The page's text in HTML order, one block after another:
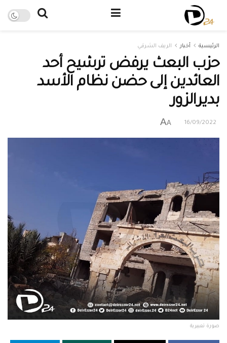
الرئيسية أخبار الريف الشرقي
حزب البعث يرفض ترشيح أحد
العائدين إلى حضن نظام الأسد
بديرالزور
16/09/2022
A
A
صورة تعبيرية